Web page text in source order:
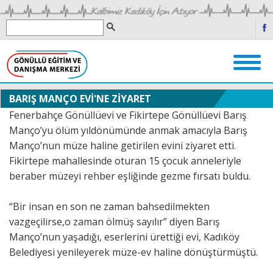
BARIŞ MANÇO EVİ'NE ZİYARET
Fenerbahçe Gönüllüevi ve Fikirtepe Gönüllüevi Barış
Manço’yu ölüm yıldönümünde anmak amacıyla Barış
Manço’nun müze haline getirilen evini ziyaret etti.
Fikirtepe mahallesinde oturan 15 çocuk anneleriyle
beraber müzeyi rehber eşliğinde gezme fırsatı buldu.
“Bir insan en son ne zaman bahsedilmekten
vazgeçilirse,o zaman ölmüş sayılır” diyen Barış
Manço’nun yaşadığı, eserlerini ürettiği evi, Kadıköy
Belediyesi yenileyerek müze-ev haline dönüştürmüştü.